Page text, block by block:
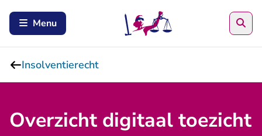
Menu
Insolventierecht
Overzicht digitaal toezicht